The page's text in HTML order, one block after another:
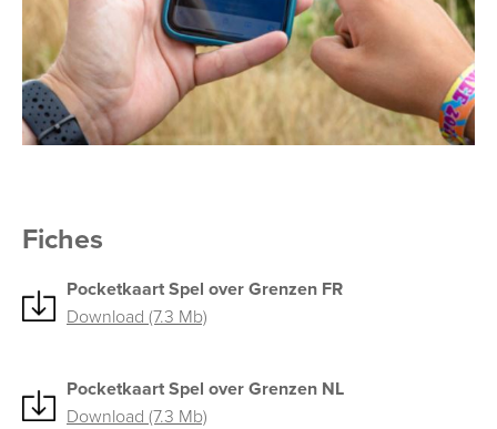
Fiches
Pocketkaart Spel over Grenzen FR
Download (7.3 Mb)
Pocketkaart Spel over Grenzen NL
Download (7.3 Mb)